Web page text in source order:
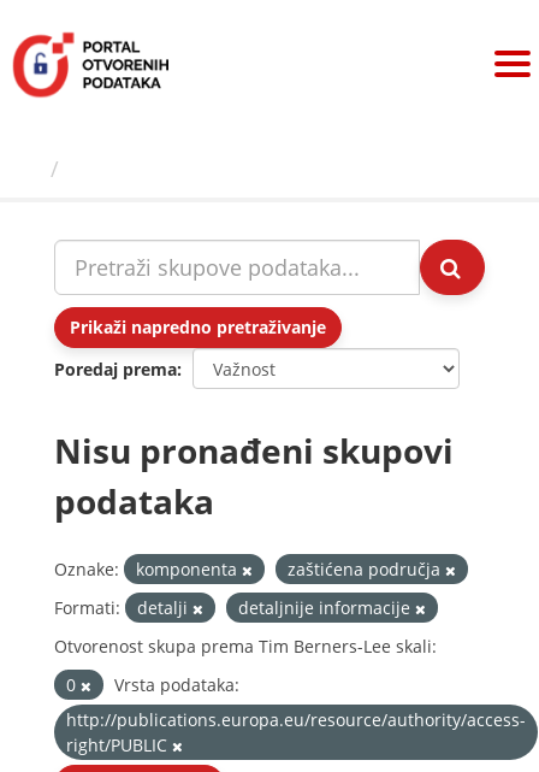
sadržaj
Prikaži napredno pretraživanje
Poredaj prema
Nisu pronađeni skupovi
podataka
Oznake: komponenta
zaštićena područja
Formati:
detalji
detaljnije informacije
Otvorenost skupa prema Tim Berners-Lee skali:
0
Vrsta podataka:
http://publications.europa.eu/resource/authority/access-
right/PUBLIC